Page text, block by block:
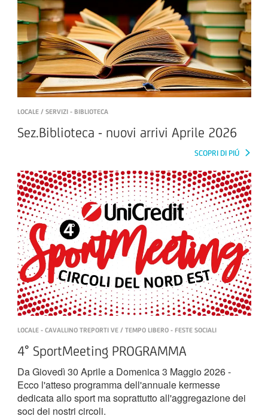
LOCALE / SERVIZI - BIBLIOTECA
Sez.Biblioteca - nuovi arrivi Aprile 2026
SCOPRI DI PIÚ
LOCALE - CAVALLINO TREPORTI VE / TEMPO LIBERO - FESTE SOCIALI
4° SportMeeting PROGRAMMA
Da Giovedì 30 Aprile a Domenica 3 Maggio 2026 -
Ecco l'atteso programma dell'annuale kermesse
dedicata allo sport ma soprattutto all'aggregazione dei
soci dei nostri circoli.